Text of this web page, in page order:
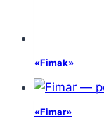
«Fimak»
«Fimar»